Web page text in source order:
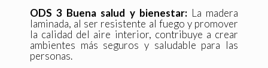
ODS 3 Buena salud y bienestar:La madera
laminada, al ser resistente al fuego y promover
la calidad del aire interior, contribuye a crear
ambientes más seguros y saludable para las
personas.